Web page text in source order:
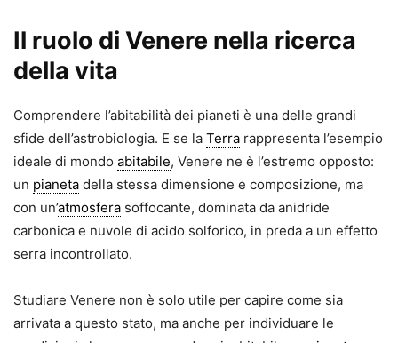
Il ruolo di Venere nella ricerca
della vita
Comprendere l’abitabilità dei pianeti è una delle grandi
sfide dell’astrobiologia. E se la Terra rappresenta l’esempio
ideale di mondo abitabile, Venere ne è l’estremo opposto:
un pianeta della stessa dimensione e composizione, ma
con un’atmosfera soffocante, dominata da anidride
carbonica e nuvole di acido solforico, in preda a un effetto
serra incontrollato.
Studiare Venere non è solo utile per capire come sia
arrivata a questo stato, ma anche per individuare le